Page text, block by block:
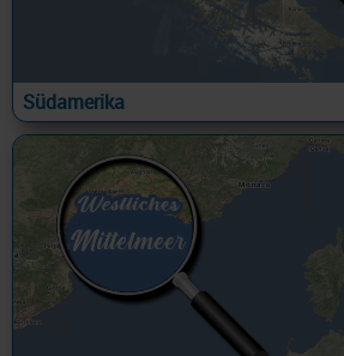
Südamerika